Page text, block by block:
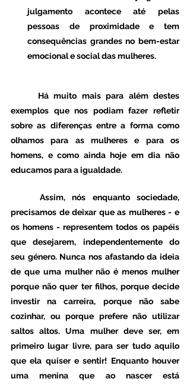
julgamento acontece até pelas
pessoas de proximidade e tem
consequências grandes no bem-estar
emocional e social das mulheres.
exemplos que nos podiam fazer refletir
sobre as diferenças entre a forma como
olhamos para as mulheres e para os
homens, e como ainda hoje em dia não
educamos para a igualdade.
precisamos de deixar que as mulheres - e
os homens - representem todos os papéis
que desejarem, independentemente do
seu género. Nunca nos afastando da ideia
de que uma mulher não é menos mulher
porque não quer ter filhos, porque decide
investir na carreira, porque não sabe
cozinhar, ou porque prefere não utilizar
saltos altos. Uma mulher deve ser, em
primeiro lugar livre, para ser tudo aquilo
que ela quiser e sentir! Enquanto houver
uma menina que ao nascer está